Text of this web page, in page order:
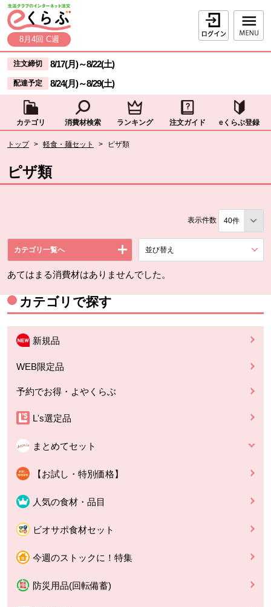
ページの先頭です。
本文へジャンプする。
8月4回 C週
ログイン
ここからサイト内共通メニューです。
サイト内共通メニューをスキップする
注文締切 8/17(月)～8/22(土)
配達予定 8/24(月)～8/29(土)
カテゴリ 消費材検索 ランキング 注文ガイド eくらぶ登録
トップ > 軽食・麺セット > ピザ類
ピザ類
表示件数
カテゴリ一覧へ 並び替え
あてはまる消費材はありませんでした。
カテゴリで探す
新規品
WEB限定品
予約でお得・よやくらぶ
L's選定品
まとめてセット
【お試し・特別価格】
人気の食材・品目
ビオサポ食材セット
今週のストックに！特集
防災用品(回転備蓄)